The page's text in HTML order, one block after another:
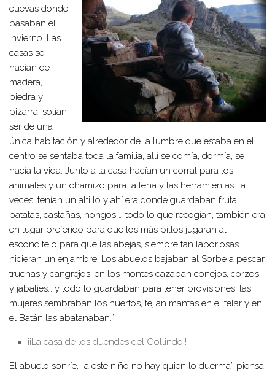
cuevas donde
pasaban el
invierno. Las
casas se
hacían de
madera,
piedra y
pizarra, solían
ser de una
única habitación y alrededor de la lumbre que estaba en el
centro se sentaba toda la familia, allí se comía, dormía, se
hacía la vida. Junto a la casa hacían un corral para los
animales y un chamizo para la leña y las herramientas… a
veces, tenían un altillo y ahí era donde guardaban fruta,
patatas, castañas, hongos … todo lo que recogían, también era
en lugar preferido para que los más pillos jugaran al
escondite o para que las abejas, siempre tan laboriosas
hicieran un enjambre. Los abuelos bajaban al Sorbe a pescar
truchas y cangrejos, en los montes cazaban conejos, corzos
y jabalíes… y todo lo guardaban para tener provisiones, las
mujeres sembraban los huertos, tejían mantas en el telar y en
el Batán las abatanaban.”
¡¡La casa de los duendes del Gollindo!!
El abuelo sonríe, “a este niño no hay quien lo duerma” piensa.